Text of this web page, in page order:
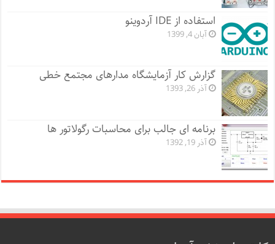
استفاده از IDE آردوینو
آبان 4, 1399
گزارش کار آزمایشگاه مدارهای مجتمع خطی
آذر 26, 1393
برنامه ای جالب برای محاسبات رگولاتور ها
آذر 19, 1392